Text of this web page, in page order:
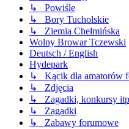
↳ Powiśle
↳ Bory Tucholskie
↳ Ziemia Chełmińska
Wolny Browar Tczewski
Deutsch / English
Hydepark
↳ Kącik dla amatorów
↳ Zdjęcia
↳ Zagadki, konkursy
↳ Zagadki
↳ Zabawy forumowe